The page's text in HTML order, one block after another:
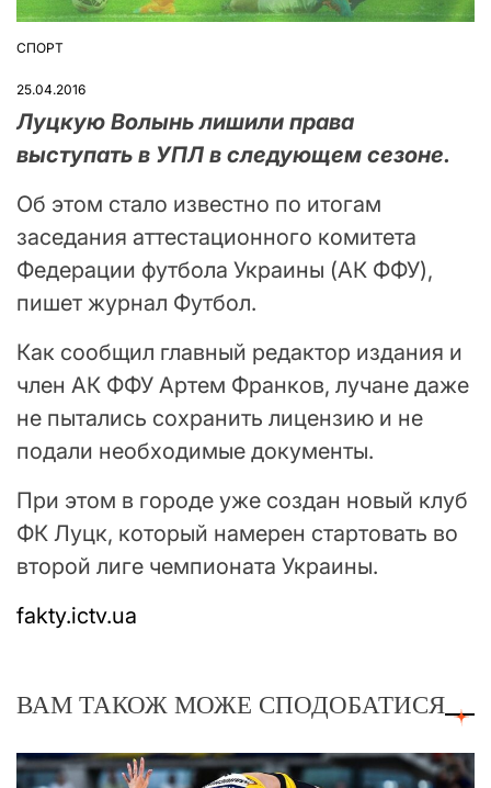
ОПУБЛІКУВАТИ
СПОРТ
25.04.2016
Луцкую Волынь лишили права
выступать в УПЛ в следующем сезоне.
Об этом стало известно по итогам
заседания аттестационного комитета
Федерации футбола Украины (АК ФФУ),
пишет журнал Футбол.
Как сообщил главный редактор издания и
член АК ФФУ Артем Франков, лучане даже
не пытались сохранить лицензию и не
подали необходимые документы.
При этом в городе уже создан новый клуб
ФК Луцк, который намерен стартовать во
второй лиге чемпионата Украины.
fakty.ictv.ua
ВАМ ТАКОЖ МОЖЕ СПОДОБАТИСЯ